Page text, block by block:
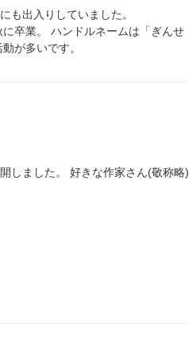
も出入りしていました。
卒業。
ハンドルネームは「ぎんせ
が多いです。
しました。
好きな作家さん(敬称略)